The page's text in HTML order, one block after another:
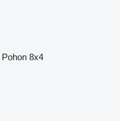
Pohon 8x4